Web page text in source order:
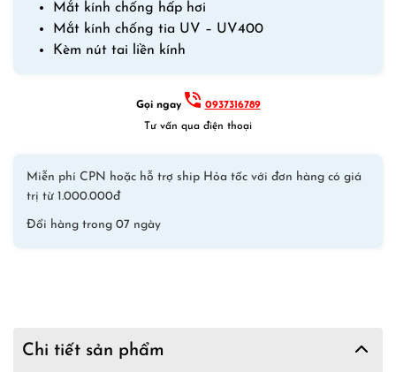
Rộng
Đen
Tráng
số
lượng
Mắt kính chống hấp hơi
Mắt kính chống tia UV – UV400
Kèm nút tai liền kính
Gọi ngay
0937316789
Tư vấn qua điện thoại
Miễn phí CPN hoặc hỗ trợ ship Hỏa tốc với đơn hàng có giá
trị từ 1.000.000đ
Đổi hàng trong 07 ngày
Chi tiết sản phẩm